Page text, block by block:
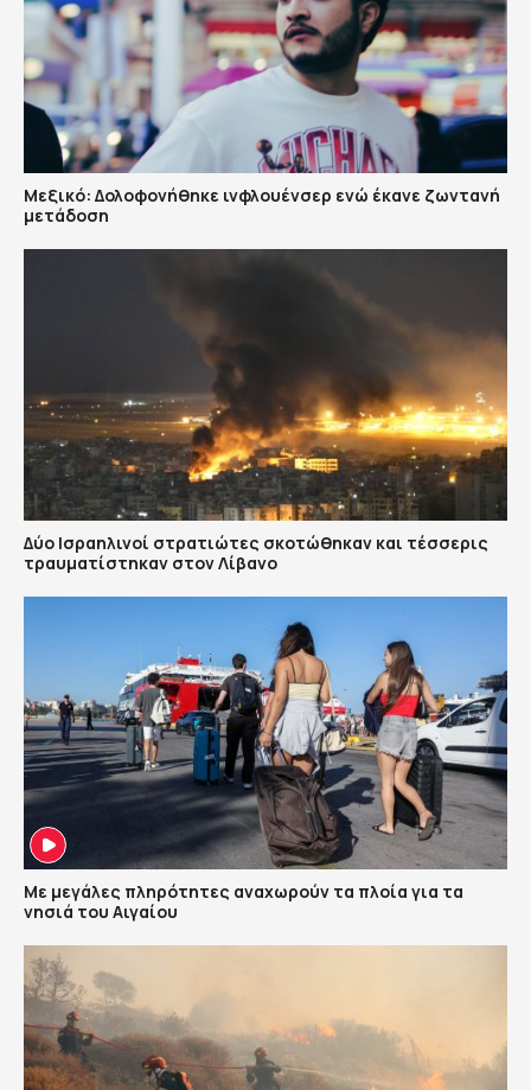
Μεξικό: Δολοφονήθηκε ινφλουένσερ ενώ έκανε ζωντανή
μετάδοση
Δύο Ισραηλινοί στρατιώτες σκοτώθηκαν και τέσσερις
τραυματίστηκαν στον Λίβανο
Με μεγάλες πληρότητες αναχωρούν τα πλοία για τα
νησιά του Αιγαίου